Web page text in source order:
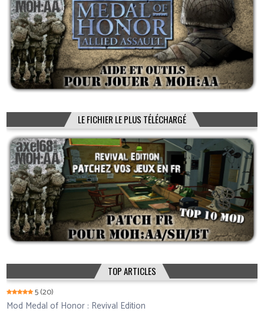
LE FICHIER LE PLUS TÉLÉCHARGÉ
TOP ARTICLES
5(20)
Mod Medal of Honor : Revival Edition